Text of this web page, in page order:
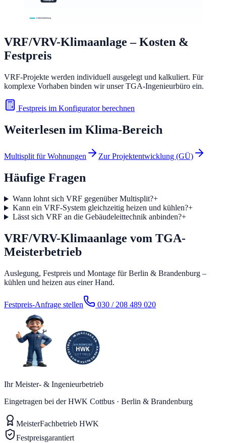
VRF/VRV-Klimaanlage – Kosten &
Festpreis
VRF-Projekte werden individuell ausgelegt und kalkuliert. Für
komplexe Vorhaben binden wir unser TGA-Ingenieurbüro ein.
Festpreis im Konfigurator berechnen
Weiterlesen im Klima-Bereich
Multisplit für Wohnungen Zur Projektentwicklung (GÜ)
Häufige Fragen
Wann lohnt sich VRF gegenüber Multisplit?+
Kann ein VRF-System gleichzeitig heizen und kühlen?+
Lässt sich VRF an die Gebäudeleittechnik anbinden?+
VRF/VRV-Klimaanlage vom TGA-
Meisterbetrieb
Auslegung, Festpreis und Montage für Berlin & Brandenburg –
kühlen und heizen aus einer Hand.
Festpreis-Anfrage stellen 030 / 208 489 020
Ihr Meister- & Ingenieurbetrieb
Eingetragen bei der HWK Cottbus · Berlin & Brandenburg
MeisterFachbetrieb HWK
Festpreisgarantiert